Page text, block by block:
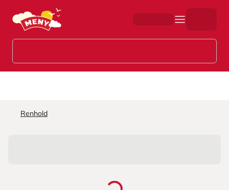
Hopp til hovedinnhold
Renhold